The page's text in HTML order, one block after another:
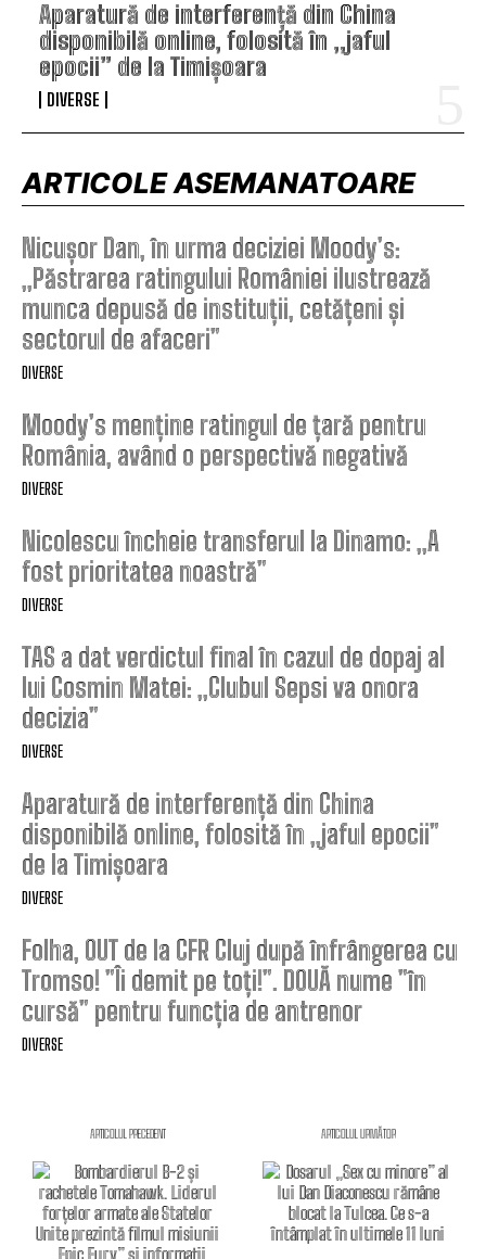
Aparatură de interferență din China
disponibilă online, folosită în „jaful
epocii” de la Timișoara
DIVERSE
ARTICOLE ASEMANATOARE
Nicușor Dan, în urma deciziei Moody’s:
„Păstrarea ratingului României ilustrează
munca depusă de instituții, cetățeni și
sectorul de afaceri”
DIVERSE
Moody’s menține ratingul de țară pentru
România, având o perspectivă negativă
DIVERSE
Nicolescu încheie transferul la Dinamo: „A
fost prioritatea noastră”
DIVERSE
TAS a dat verdictul final în cazul de dopaj al
lui Cosmin Matei: „Clubul Sepsi va onora
decizia”
DIVERSE
Aparatură de interferență din China
disponibilă online, folosită în „jaful epocii”
de la Timișoara
DIVERSE
Folha, OUT de la CFR Cluj după înfrângerea cu
Tromso! ”Îi demit pe toți!”. DOUĂ nume ”în
cursă” pentru funcția de antrenor
DIVERSE
ARTICOLUL PRECEDENT ARTICOLUL URMĂTOR